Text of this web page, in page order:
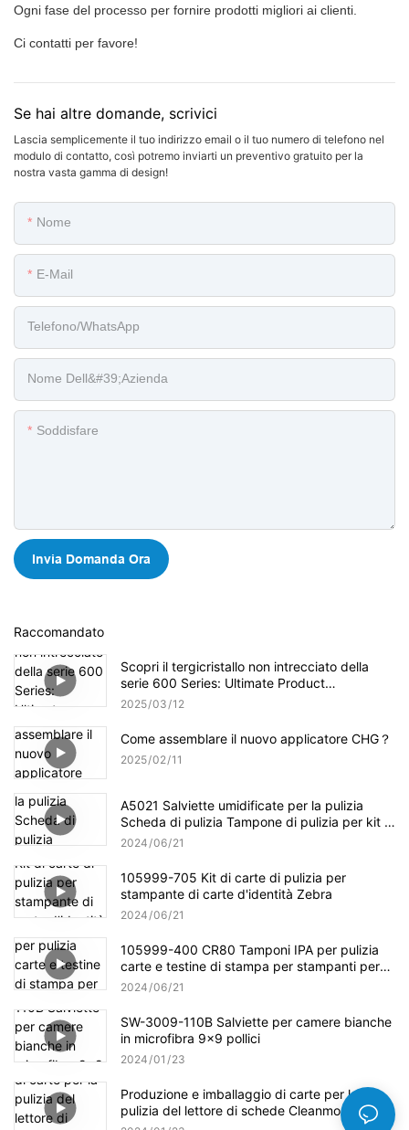
Ogni fase del processo per fornire prodotti migliori ai clienti.
Ci contatti per favore!
Se hai altre domande, scrivici
Lascia semplicemente il tuo indirizzo email o il tuo numero di telefono nel
modulo di contatto, così potremo inviarti un preventivo gratuito per la
nostra vasta gamma di design!
Nome
E-Mail
Telefono/WhatsApp
Nome Dell&#39;azienda
Soddisfare
Invia Domanda Ora
Raccomandato
Scopri il tergicristallo non intrecciato della
serie 600 Series: Ultimate Product
Panoramica
2025 03 12
Come assemblare il nuovo applicatore CHG？
2025 02 11
A5021 Salviette umidificate per la pulizia
Scheda di pulizia Tampone di pulizia per kit di
pulizia Evolis
2024 06 21
105999-705 Kit di carte di pulizia per
stampante di carte d'identità Zebra
2024 06 21
105999-400 CR80 Tamponi IPA per pulizia
carte e testine di stampa per stampanti per
carte Zebra P100i
2024 06 21
SW-3009-110B Salviette per camere bianche
in microfibra 9x9 pollici
2024 01 23
Produzione e imballaggio di carte per la
pulizia del lettore di schede Cleanmo Factory